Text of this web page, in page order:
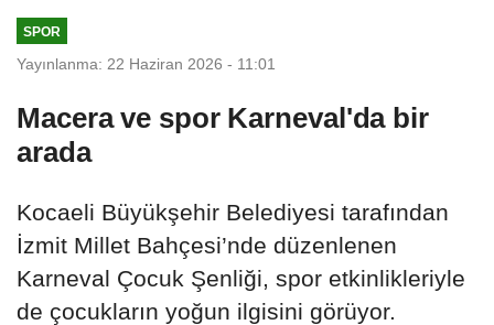
SPOR
Yayınlanma: 22 Haziran 2026 - 11:01
Macera ve spor Karneval'da bir
arada
Kocaeli Büyükşehir Belediyesi tarafından
İzmit Millet Bahçesi’nde düzenlenen
Karneval Çocuk Şenliği, spor etkinlikleriyle
de çocukların yoğun ilgisini görüyor.